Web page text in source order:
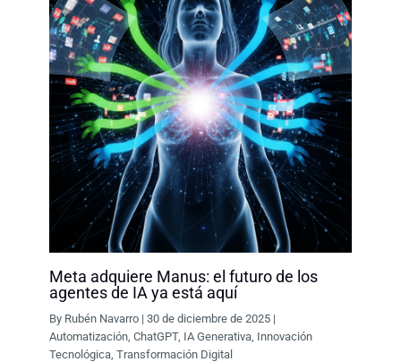
Meta adquiere Manus: el futuro de los
agentes de IA ya está aquí
By Rubén Navarro |30 de diciembre de 2025 |
Automatización,ChatGPT, IA Generativa, Innovación
Tecnológica,Transformación Digital